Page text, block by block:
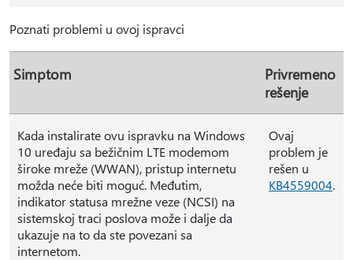
Poznati problemi u ovoj ispravci
Simptom
Privremeno
rešenje
Kada instalirate ovu ispravku na Windows
10 uređaju sa bežičnim LTE modemom
široke mreže (WWAN), pristup internetu
možda neće biti moguć. Međutim,
indikator statusa mrežne veze (NCSI) na
sistemskoj traci poslova može i dalje da
ukazuje na to da ste povezani sa
internetom.
Ovaj
problem je
rešen u
KB4559004.